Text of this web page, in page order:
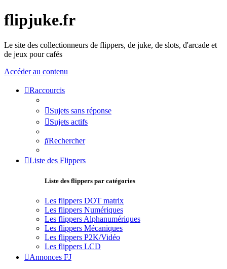
flipjuke.fr
Le site des collectionneurs de flippers, de juke, de slots, d'arcade et
de jeux pour cafés
Accéder au contenu
Raccourcis
Sujets sans réponse
Sujets actifs
Rechercher
Liste des Flippers
Liste des flippers par catégories
Les flippers DOT matrix
Les flippers Numériques
Les flippers Alphanumériques
Les flippers Mécaniques
Les flippers P2K/Vidéo
Les flippers LCD
Annonces FJ